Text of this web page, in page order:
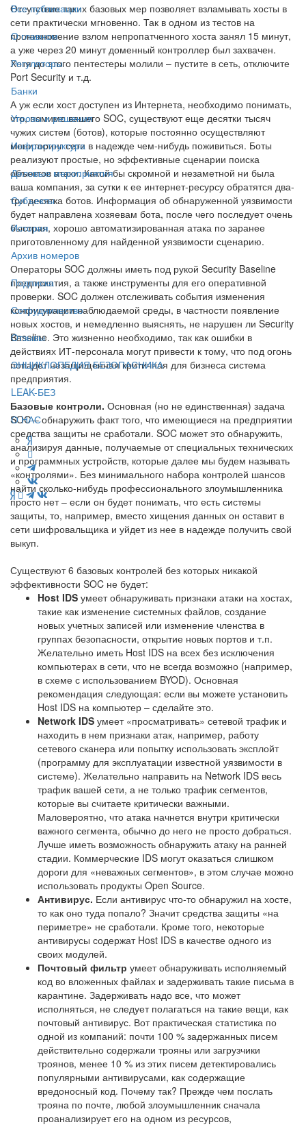
Все публикации
О главном
Регуляторы
Банки
Угрозы и решения
Инфраструктура
Деловые мероприятия
Субъекты
История
Архив номеров
Подписка
Сотрудничество
Отзывы
ЭНЦИКЛОПЕДИЯ БЕЗОПАСНИКА
LEAK-БЕЗ
О НАС
Отсутствие таких базовых мер позволяет взламывать хосты в
сети практически мгновенно. Так в одном из тестов на
проникновение взлом непропатченного хоста занял 15 минут,
а уже через 20 минут доменный контроллер был захвачен.
Хотя до этого пентестеры молили – пустите в сеть, отключите
Port Security и т.д.
А уж если хост доступен из Интернета, необходимо понимать,
что, помимо вашего SOC, существуют еще десятки тысяч
чужих систем (ботов), которые постоянно осуществляют
мониторинг сети в надежде чем-нибудь поживиться. Боты
реализуют простые, но эффективные сценарии поиска
объектов атаки. Какой бы скромной и незаметной ни была
ваша компания, за сутки к ее интернет-ресурсу обратятся два-
три десятка ботов. Информация об обнаруженной уязвимости
будет направлена хозяевам бота, после чего последует очень
быстрая, хорошо автоматизированная атака по заранее
приготовленному для найденной уязвимости сценарию.
Операторы SOC должны иметь под рукой Security Baseline
предприятия, а также инструменты для его оперативной
проверки. SOC должен отслеживать события изменения
конфигурации наблюдаемой среды, в частности появление
новых хостов, и немедленно выяснять, не нарушен ли Security
Baseline. Это жизненно необходимо, так как ошибки в
действиях ИТ-персонала могут привести к тому, что под огонь
попадет незащищенная критичная для бизнеса система
предприятия.
Базовые контроли. Основная (но не единственная) задача
SOC – обнаружить факт того, что имеющиеся на предприятии
средства защиты не сработали. SOC может это обнаружить,
анализируя данные, получаемые от специальных технических
и программных устройств, которые далее мы будем называть
«контролями». Без минимального набора контролей шансов
найти сколько-нибудь профессионального злоумышленника
просто нет – если он будет понимать, что есть системы
защиты, то, например, вместо хищения данных он оставит в
сети шифровальщика и уйдет из нее в надежде получить свой
выкуп.
Существуют 6 базовых контролей без которых никакой
эффективности SOC не будет:
Host IDS умеет обнаруживать признаки атаки на хостах,
такие как изменение системных файлов, создание
новых учетных записей или изменение членства в
группах безопасности, открытие новых портов и т.п.
Желательно иметь Host IDS на всех без исключения
компьютерах в сети, что не всегда возможно (например,
в схеме с использованием BYOD). Основная
рекомендация следующая: если вы можете установить
Host IDS на компьютер – сделайте это.
Network IDS умеет «просматривать» сетевой трафик и
находить в нем признаки атак, например, работу
сетевого сканера или попытку использовать эксплойт
(программу для эксплуатации известной уязвимости в
системе). Желательно направить на Network IDS весь
трафик вашей сети, а не только трафик сегментов,
которые вы считаете критически важными.
Маловероятно, что атака начнется внутри критически
важного сегмента, обычно до него не просто добраться.
Лучше иметь возможность обнаружить атаку на ранней
стадии. Коммерческие IDS могут оказаться слишком
дороги для «неважных сегментов», в этом случае можно
использовать продукты Open Source.
Антивирус. Если антивирус что-то обнаружил на хосте,
то как оно туда попало? Значит средства защиты «на
периметре» не сработали. Кроме того, некоторые
антивирусы содержат Host IDS в качестве одного из
своих модулей.
Почтовый фильтр умеет обнаруживать исполняемый
код во вложенных файлах и задерживать такие письма в
карантине. Задерживать надо все, что может
исполняться, не следует полагаться на такие вещи, как
почтовый антивирус. Вот практическая статистика по
одной из компаний: почти 100 % задержанных писем
действительно содержали трояны или загрузчики
троянов, менее 10 % из этих писем детектировались
популярными антивирусами, как содержащие
вредоносный код. Почему так? Прежде чем послать
трояна по почте, любой злоумышленник сначала
проанализирует его на одном из ресурсов,